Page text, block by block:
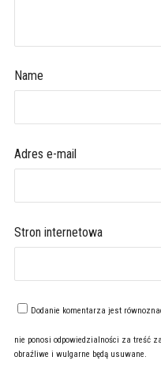
Name
Adres e-mail
Stron internetowa
Dodanie komentarza jest
nie ponosi odpowiedzialności za treść
obraźliwe i wulgarne będą usuwane.